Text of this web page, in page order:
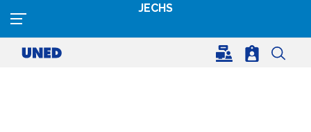
Pasar al contenido principal
JECHS